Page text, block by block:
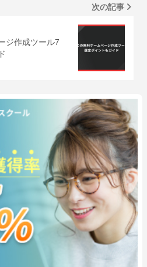
次の記事
ジ作成ツール7